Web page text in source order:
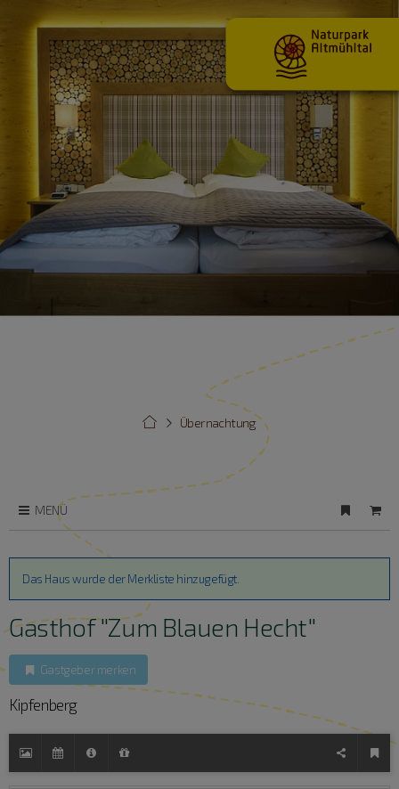
Übernachtung
MENÜ
Das Haus wurde der Merkliste hinzugefügt.
Gasthof "Zum Blauen Hecht"
Gastgeber merken
Kipfenberg